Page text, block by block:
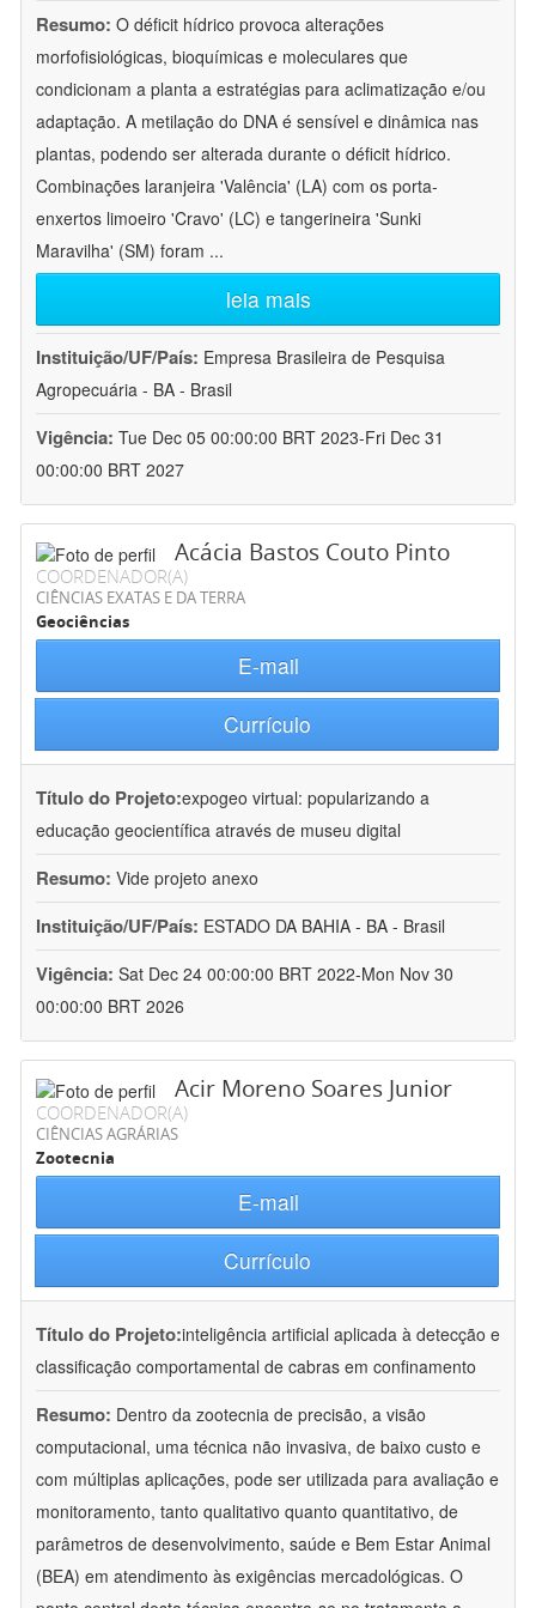
Resumo: O déficit hídrico provoca alterações
morfofisiológicas, bioquímicas e moleculares que
condicionam a planta a estratégias para aclimatização e/ou
adaptação. A metilação do DNA é sensível e dinâmica nas
plantas, podendo ser alterada durante o déficit hídrico.
Combinações laranjeira 'Valência' (LA) com os porta-
enxertos limoeiro 'Cravo' (LC) e tangerineira 'Sunki
Maravilha' (SM) foram ...
leia mais
Instituição/UF/País: Empresa Brasileira de Pesquisa
Agropecuária - BA - Brasil
Vigência: Tue Dec 05 00:00:00 BRT 2023-Fri Dec 31
00:00:00 BRT 2027
Acácia Bastos Couto Pinto
COORDENADOR(A)
CIÊNCIAS EXATAS E DA TERRA
Geociências
E-mail
Currículo
Título do Projeto:expogeo virtual: popularizando a
educação geocientífica através de museu digital
Resumo: Vide projeto anexo
Instituição/UF/País: ESTADO DA BAHIA - BA - Brasil
Vigência: Sat Dec 24 00:00:00 BRT 2022-Mon Nov 30
00:00:00 BRT 2026
Acir Moreno Soares Junior
COORDENADOR(A)
CIÊNCIAS AGRÁRIAS
Zootecnia
E-mail
Currículo
Título do Projeto:inteligência artificial aplicada à detecção e
classificação comportamental de cabras em confinamento
Resumo: Dentro da zootecnia de precisão, a visão
computacional, uma técnica não invasiva, de baixo custo e
com múltiplas aplicações, pode ser utilizada para avaliação e
monitoramento, tanto qualitativo quanto quantitativo, de
parâmetros de desenvolvimento, saúde e Bem Estar Animal
(BEA) em atendimento às exigências mercadológicas. O